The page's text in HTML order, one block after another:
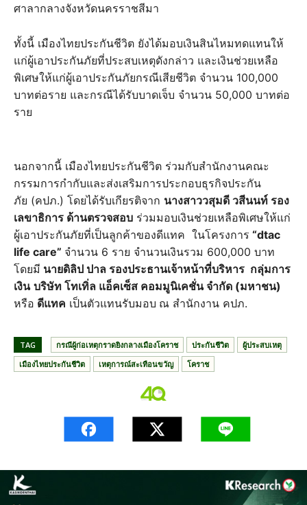
ศาลากลางจังหวัดนครราชสีมา
ทั้งนี้ เมืองไทยประกันชีวิต ยังได้มอบเงินสินไหมทดแทนให้
แก่ผู้เอาประกันภัยที่ประสบเหตุดังกล่าว และเงินช่วยเหลือ
พิเศษให้แก่ผู้เอาประกันภัยกรณีเสียชีวิต จำนวน 100,000
บาทต่อราย และกรณีได้รับบาดเจ็บ จำนวน 50,000 บาทต่อ
ราย
นอกจากนี้ เมืองไทยประกันชีวิต ร่วมกับสำนักงานคณะ
กรรมการกำกับและส่งเสริมการประกอบธุรกิจประกัน
ภัย (คปภ.) โดยได้รับเกียรติจาก นางสาววสุมดี วสีนนท์ รอง
เลขาธิการ ด้านตรวจสอบ ร่วมมอบเงินช่วยเหลือพิเศษให้แก่
ผู้เอาประกันภัยที่เป็นลูกค้าของดีแทค ในโครงการ “dtac
life care” จำนวน 6 ราย จำนวนเงินรวม 600,000 บาท
โดยมี นายดิลิป ปาล รองประธานเจ้าหน้าที่บริหาร กลุ่มการ
เงิน บริษัท โทเทิ่ล แอ็คเซ็ส คอมมูนิเคชั่น จำกัด (มหาชน)
หรือ ดีแทค เป็นตัวแทนรับมอบ ณ สำนักงาน คปภ.
TAG กรณีผู้ก่อเหตุกราดยิงกลางเมืองโคราช ประกันชีวิต
ผู้ประสบเหตุ
เมืองไทยประกันชีวิต
เหตุการณ์สะเทือนขวัญ โคราช